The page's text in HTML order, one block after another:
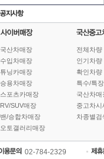
국산차매장
수입차매장
튜닝카매장
승용차매장
스포츠카매장
RV/SUV매장
밴/승합차매장
오토갤러리매장
전체차량
인기차량
확인차량
특수/특
국산차매
중고차시
차종별검
02-784-2329